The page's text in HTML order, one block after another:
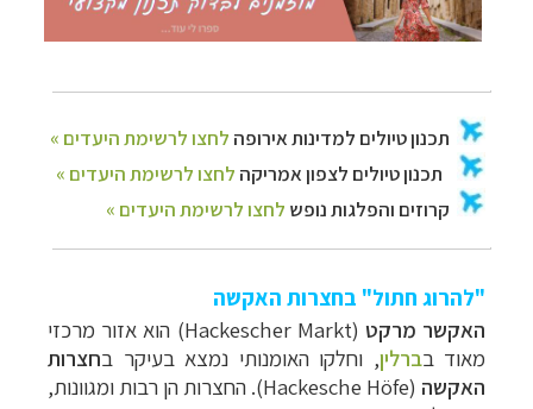
"להרוג חתול" בחצרות האקשה
האקשר מרקט (
Hackescher Markt) הוא אזור מרכזי
מאוד בברלין, וחלקו האומנותי נמצא בעיקר בחצרות
האקשה (Hackesche Höfe). ה
חצרות הן רבות ומגוונות,